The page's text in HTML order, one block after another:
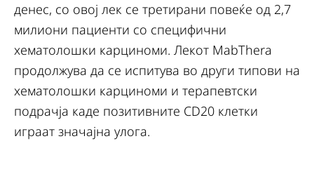
денес, со овој лек се третирани повеќе од 2,7
милиони пациенти со специфични
хематолошки карциноми. Лекот MabThera
продолжува да се испитува во други типови на
хематолошки карциноми и терапевтски
подрачја каде позитивните CD20 клетки
играат значајна улога.